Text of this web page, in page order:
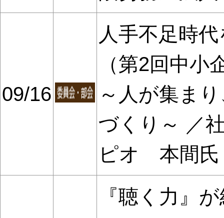
09/16
人手不足時
（第2回中小
～人が集ま
づくり～ ／
ピオ 本間氏
『聴く力』